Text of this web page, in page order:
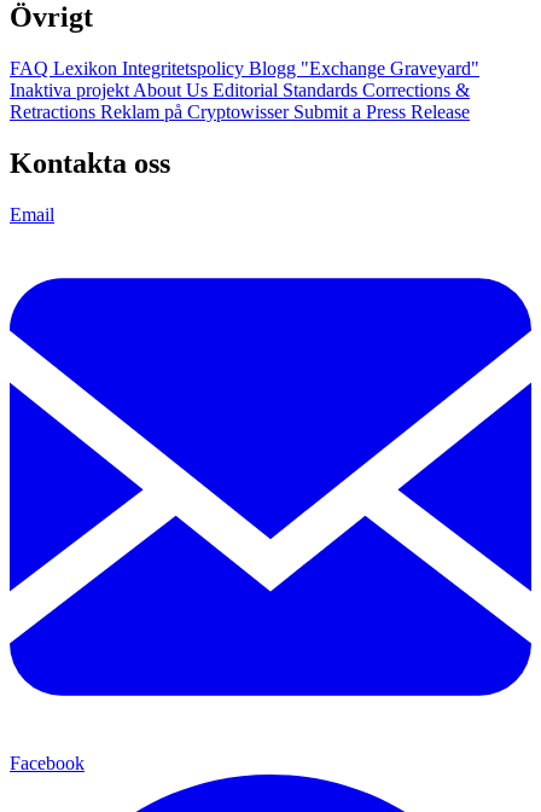
Övrigt
FAQ Lexikon Integritetspolicy Blogg "Exchange Graveyard"
Inaktiva projekt About Us Editorial Standards Corrections &
Retractions Reklam på Cryptowisser Submit a Press Release
Kontakta oss
Email
Facebook